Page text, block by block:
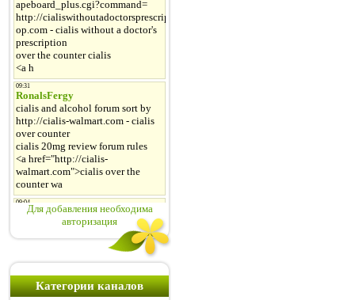
Для добавления необходима
авторизация
Категории каналов